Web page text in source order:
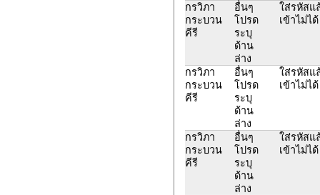
กรวิภา
กระบวน
คีรี
อื่นๆ
โปรด
ระบุ
ด้าน
ล่าง
ใส่รหัสแ
เข้าไม่ได้
กรวิภา
กระบวน
คีรี
อื่นๆ
โปรด
ระบุ
ด้าน
ล่าง
ใส่รหัสแ
เข้าไม่ได้
กรวิภา
กระบวน
คีรี
อื่นๆ
โปรด
ระบุ
ด้าน
ล่าง
ใส่รหัสแ
เข้าไม่ได้